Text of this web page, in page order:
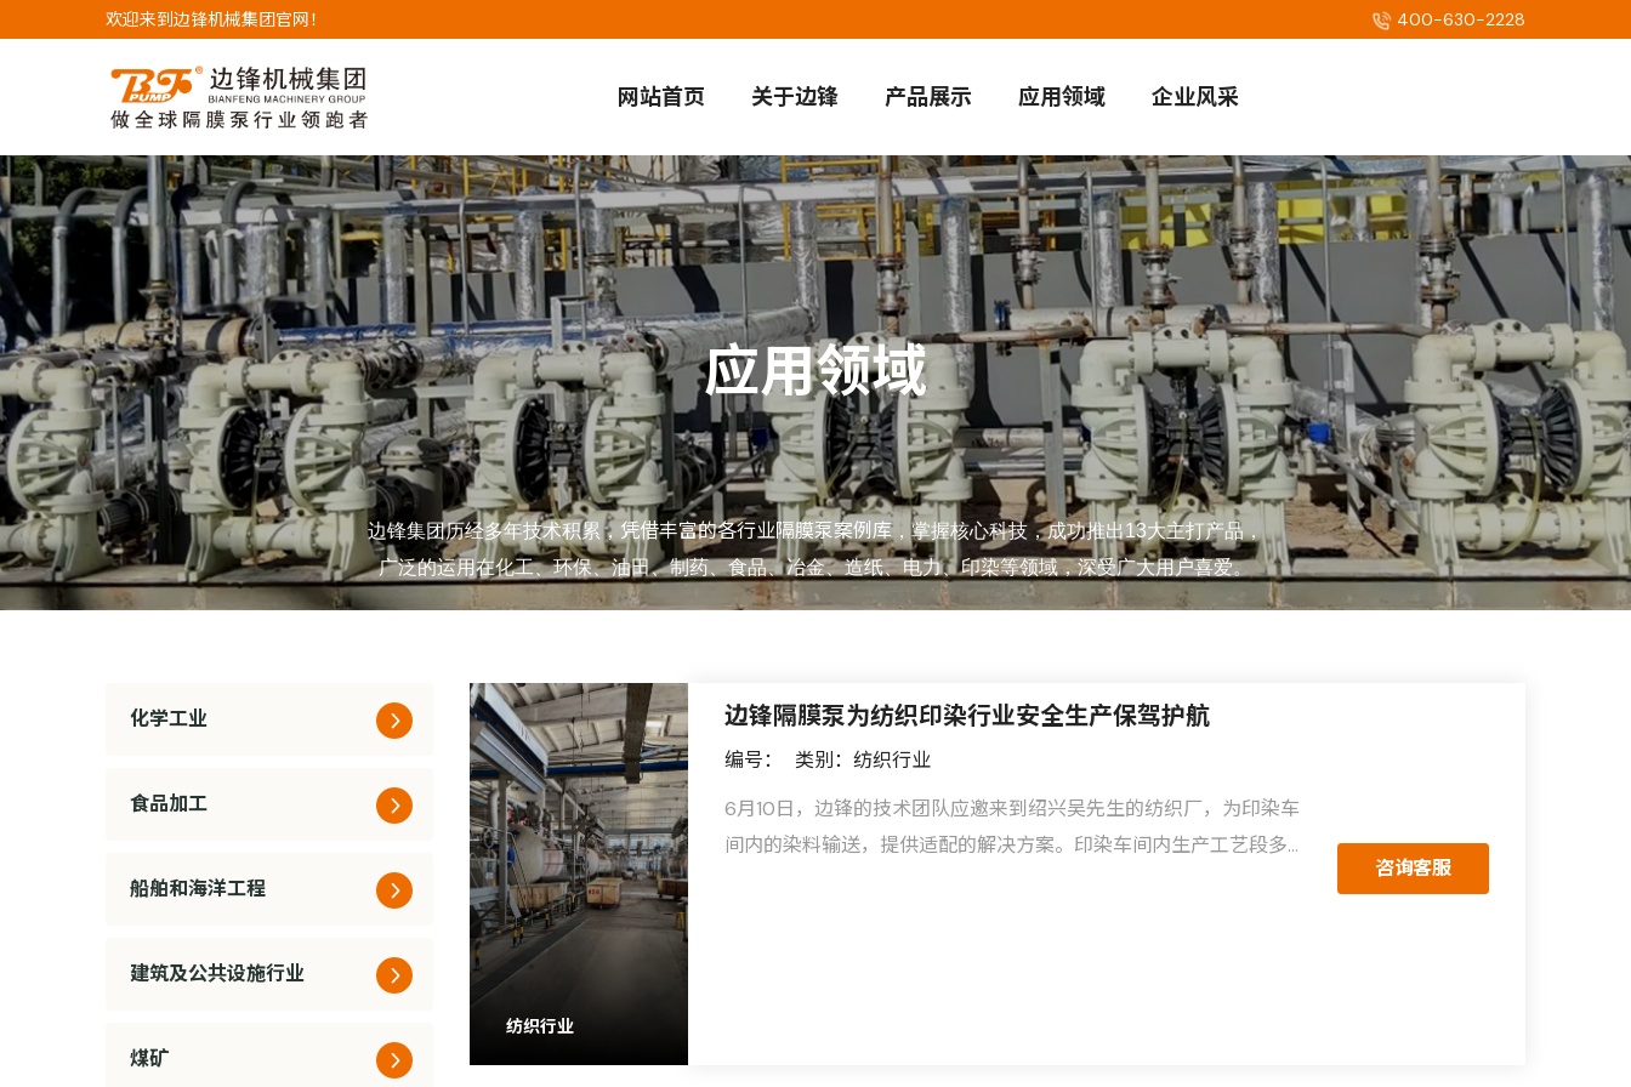
欢迎来到边锋机械集团官网！ 400-630-2228
网站首页 关于边锋 产品展示 应用领域 企业风采
应用领域
边锋集团历经多年技术积累， 凭借丰富的各行业隔膜泵案例库，掌握核心科技，成功推出13大主打产品，
广泛的运用在化工、环保、油田、制药、食品、冶金、造纸、电力、印染等领域，深受广大用户喜爱。
化学工业
食品加工
船舶和海洋工程
建筑及公共设施行业
煤矿
纺织行业
边锋隔膜泵为纺织印染行业安全生产保驾护航
编号：
类别：纺织行业
6月10日，边锋的技术团队应邀来到绍兴吴先生的纺织厂，为印染车
间内的染料输送，提供适配的解决方案。印染车间内生产工艺段多，
咨询客服